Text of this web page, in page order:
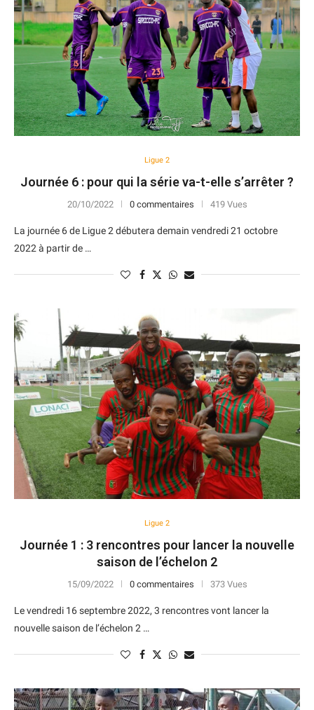
Ligue 2
Journée 6 : pour qui la série va-t-elle s’arrêter ?
20/10/2022 0 commentaires 419 Vues
La journée 6 de Ligue 2 débutera demain vendredi 21 octobre
2022 à partir de …
Ligue 2
Journée 1 : 3 rencontres pour lancer la nouvelle
saison de l’échelon 2
15/09/2022 0 commentaires 373 Vues
Le vendredi 16 septembre 2022, 3 rencontres vont lancer la
nouvelle saison de l’échelon 2 …